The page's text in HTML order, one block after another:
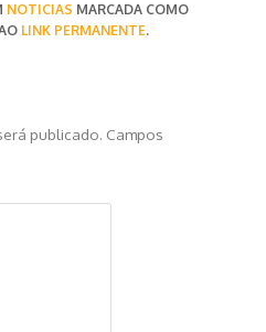
NOTICIAS MARCADA COMO
LINK PERMANENTE.
publicado. Campos